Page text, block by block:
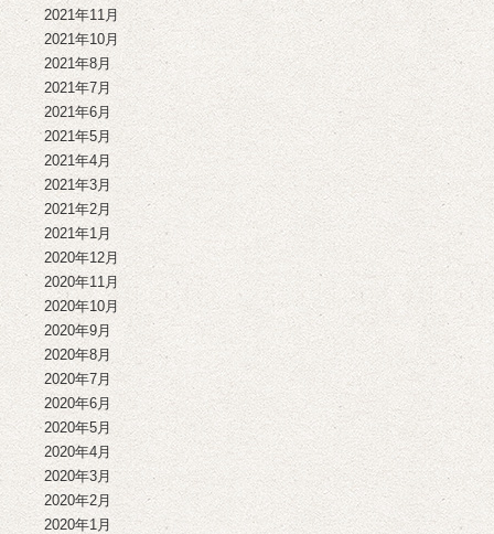
2021年11月
2021年10月
2021年8月
2021年7月
2021年6月
2021年5月
2021年4月
2021年3月
2021年2月
2021年1月
2020年12月
2020年11月
2020年10月
2020年9月
2020年8月
2020年7月
2020年6月
2020年5月
2020年4月
2020年3月
2020年2月
2020年1月